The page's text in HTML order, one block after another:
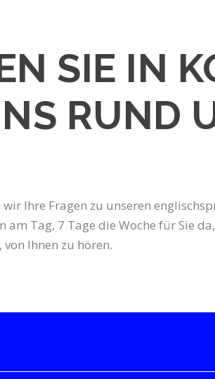
SIE IN
RUND
Ihre Fragen zu unseren
am Tag, 7 Tage die Woche für Sie
Ihnen zu hören.